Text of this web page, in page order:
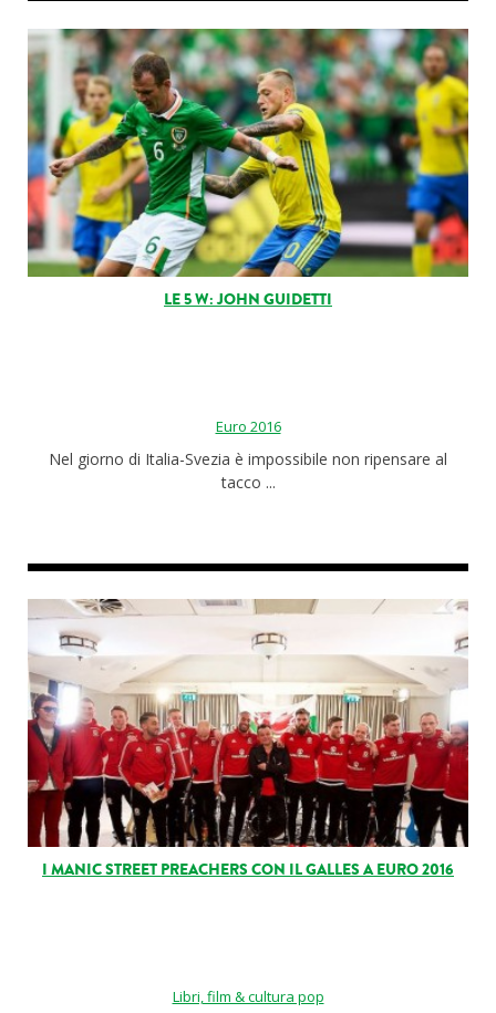
LE 5 W: JOHN GUIDETTI
Euro 2016
Nel giorno di Italia-Svezia è impossibile non ripensare al
tacco ...
I MANIC STREET PREACHERS CON IL GALLES A EURO 2016
Libri, film & cultura pop